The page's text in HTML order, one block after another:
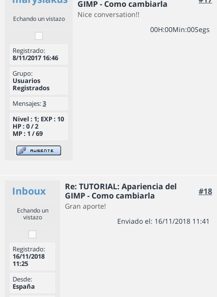
GIMP - Como cambiarla
Echando un vistazo
Registrado:
8/11/2017 16:46
Grupo:
Usuarios
Registrados
Mensajes:3
Nivel : 1; EXP : 10
HP : 0 / 2
MP : 1 / 69
Nice conversation!!
00H:00Min:00Segs
Inboux
Re: TUTORIAL: Apariencia del
GIMP - Como cambiarla
#18
Echando un
vistazo
Registrado:
16/11/2018
11:25
Desde:
España
Gran aporte!
Enviado el: 16/11/2018 11:41